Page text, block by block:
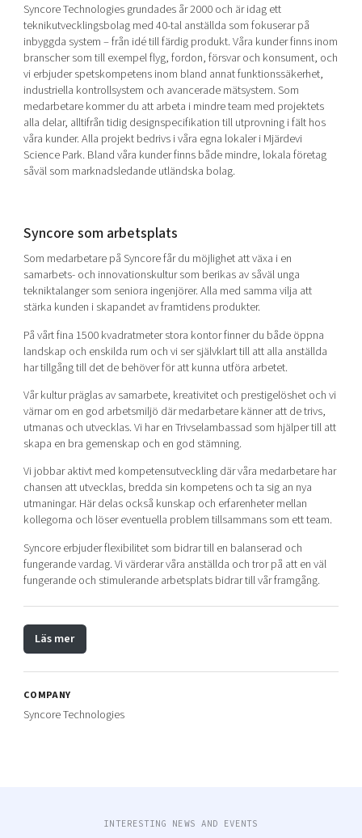
Syncore Technologies grundades år 2000 och är idag ett
teknikutvecklingsbolag med 40-tal anställda som fokuserar på
inbyggda system – från idé till färdig produkt. Våra kunder finns inom
branscher som till exempel flyg, fordon, försvar och konsument, och
vi erbjuder spetskompetens inom bland annat funktionssäkerhet,
industriella kontrollsystem och avancerade mätsystem. Som
medarbetare kommer du att arbeta i mindre team med projektets
alla delar, alltifrån tidig designspecifikation till utprovning i fält hos
våra kunder. Alla projekt bedrivs i våra egna lokaler i Mjärdevi
Science Park. Bland våra kunder finns både mindre, lokala företag
såväl som marknadsledande utländska bolag.
Syncore som arbetsplats
Som medarbetare på Syncore får du möjlighet att växa i en
samarbets- och innovationskultur som berikas av såväl unga
tekniktalanger som seniora ingenjörer. Alla med samma vilja att
stärka kunden i skapandet av framtidens produkter.
På vårt fina 1500 kvadratmeter stora kontor finner du både öppna
landskap och enskilda rum och vi ser självklart till att alla anställda
har tillgång till det de behöver för att kunna utföra arbetet.
Vår kultur präglas av samarbete, kreativitet och prestigelöshet och vi
värnar om en god arbetsmiljö där medarbetare känner att de trivs,
utmanas och utvecklas. Vi har en Trivselambassad som hjälper till att
skapa en bra gemenskap och en god stämning.
Vi jobbar aktivt med kompetensutveckling där våra medarbetare har
chansen att utvecklas, bredda sin kompetens och ta sig an nya
utmaningar. Här delas också kunskap och erfarenheter mellan
kollegorna och löser eventuella problem tillsammans som ett team.
Syncore erbjuder flexibilitet som bidrar till en balanserad och
fungerande vardag. Vi värderar våra anställda och tror på att en väl
fungerande och stimulerande arbetsplats bidrar till vår framgång.
Läs mer
COMPANY
Syncore Technologies
INTERESTING NEWS AND EVENTS